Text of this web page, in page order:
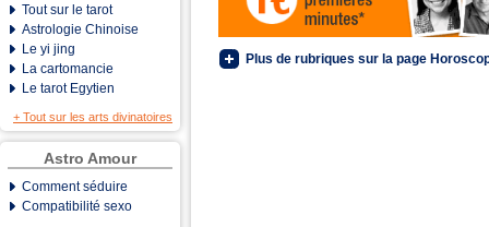
Tout sur le tarot
Astrologie Chinoise
Le yi jing
La cartomancie
Le tarot Egytien
+ Tout sur les arts divinatoires
Astro Amour
Comment séduire
Compatibilité sexo
Plus de rubriques sur la page